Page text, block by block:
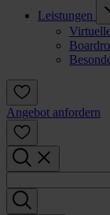
Leistungen
Angebot anfordern